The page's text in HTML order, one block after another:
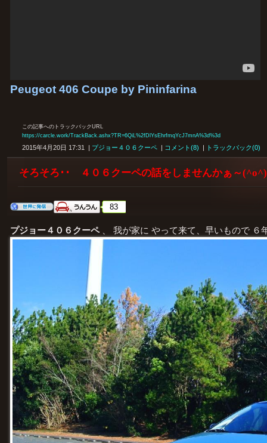
Peugeot 406 Coupe by Pininfarina
この記事へのトラックバックURL
https://carcle.work/TrackBack.ashx?TR=6QiL%2fDlYsEhrfmqYcJ7mnA%3d%3d
2015年4月20日 17:31 | プジョー４０６クーペ | コメント(8) | トラックバック(0)
そろそろ･･ ４０６クーペの話をしませんかぁ～(^o^)
83
プジョー４０６クーペ、 我が家に やって来て、早いもので ６